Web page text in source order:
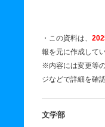
・この資料は、
報を元に作成してい
※内容には変更等
ジなどで詳細を確
文学部